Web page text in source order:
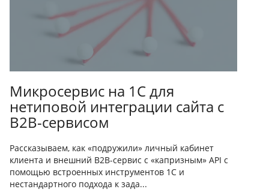
Микросервис на 1С для
нетиповой интеграции сайта с
B2B-сервисом
Рассказываем, как «подружили» личный кабинет
клиента и внешний B2B-сервис с «капризным» API с
помощью встроенных инструментов 1С и
нестандартного подхода к зада...